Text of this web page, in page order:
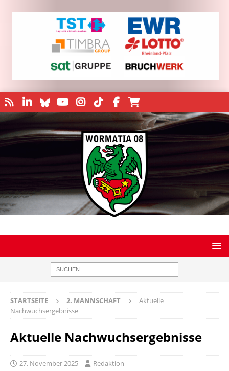
STARTSEITE 2. MANNSCHAFT
Aktuelle
Nachwuchsergebnisse
Aktuelle Nachwuchsergebnisse
27. November 2025 Redaktion